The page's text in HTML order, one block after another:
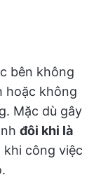
bên không
hoặc không
Mặc dù gây
đôi khi là
khi công việc